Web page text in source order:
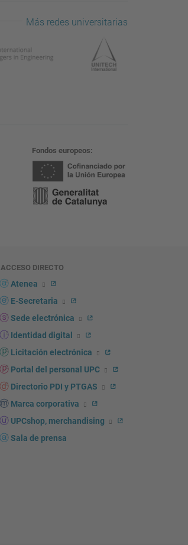
Más redes universitarias
Fondos europeos
ACCESO DIRECTO
Atenea
E-Secretaria
Sede electrónica
Identidad digital
Licitación electrónica
Portal del personal UPC
Directorio PDI y PTGAS
Marca corporativa
UPCshop, merchandising
Sala de prensa